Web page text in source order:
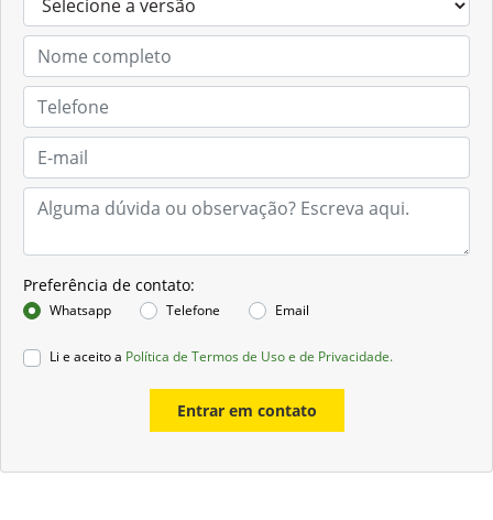
Preferência de contato:
Whatsapp Telefone Email
Li e aceito a Política de Termos de Uso e de Privacidade.
Entrar em contato